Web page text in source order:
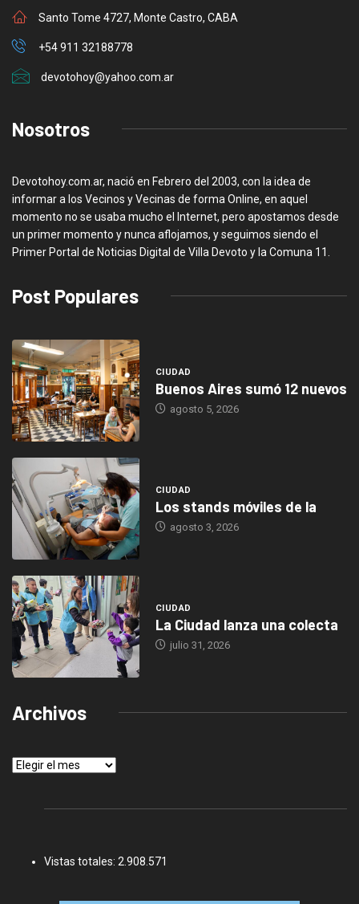
Santo Tome 4727, Monte Castro, CABA
+54 911 32188778
devotohoy@yahoo.com.ar
Nosotros
Devotohoy.com.ar, nació en Febrero del 2003, con la idea de
informar a los Vecinos y Vecinas de forma Online, en aquel
momento no se usaba mucho el Internet, pero apostamos desde
un primer momento y nunca aflojamos, y seguimos siendo el
Primer Portal de Noticias Digital de Villa Devoto y la Comuna 11.
Post Populares
CIUDAD
Buenos Aires sumó 12 nuevos
agosto 5, 2026
CIUDAD
Los stands móviles de la
agosto 3, 2026
CIUDAD
La Ciudad lanza una colecta
julio 31, 2026
Archivos
Archivos
Vistas totales: 2.908.571